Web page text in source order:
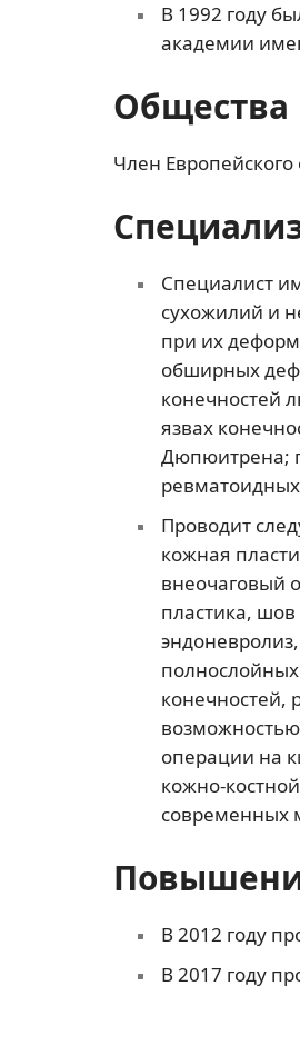
В 1992 году
академии
Общества
Член
Специалист
сухожилий и
при их
обширных
конечностей
язвах
Дюпюитрена;
ревматоидных
Проводит
кожная
внеочаговый
пластика,
конечностей,
операции на
кожно-
современных
В 2012 году
В 2017 году